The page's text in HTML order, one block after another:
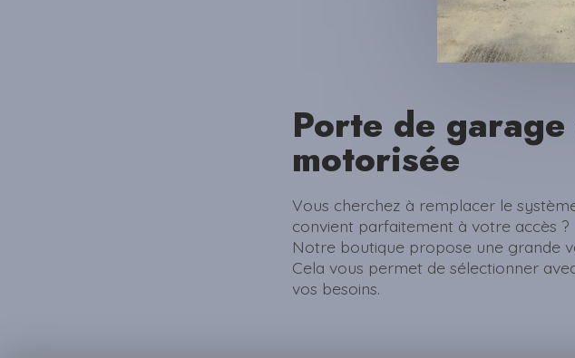
Porte de
motorisée
Vous cherchez à remplacer le
convient parfaitement à votre accès ?
Notre boutique propose une grande
Cela vous permet de sélectionner
vos besoins.